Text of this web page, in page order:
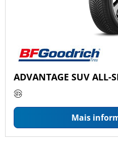
ADVANTAGE SUV ALL-
Mais